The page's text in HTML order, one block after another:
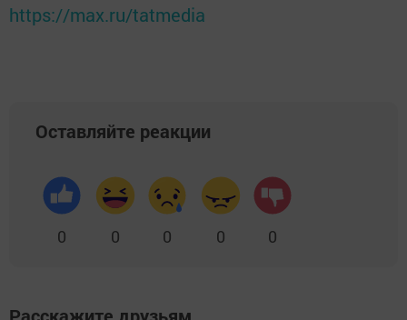
https://max.ru/tatmedia
Оставляйте реакции
0 0 0 0 0